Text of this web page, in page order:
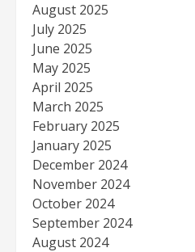
August 2025
July 2025
June 2025
May 2025
April 2025
March 2025
February 2025
January 2025
December 2024
November 2024
October 2024
September 2024
August 2024